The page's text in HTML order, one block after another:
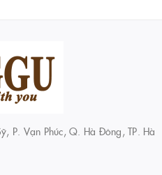
P. Vạn Phúc, Q. Hà Đông, TP. Hà